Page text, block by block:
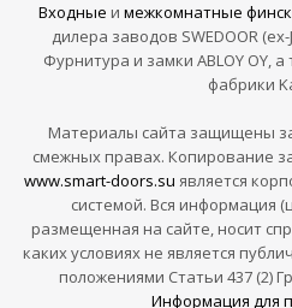
Входные и межкомнатные
дилера заводов SWEDOOR (ex-
Фурнитура и замки ABLOY OY, а
фабрики
Материалы сайта защищены
смежных правах. Копирование
www.smart-doors.su является
системой. Вся информация
размещенная на сайте, носит
каких условиях не является
положениями Статьи 437 (2)
Информация для